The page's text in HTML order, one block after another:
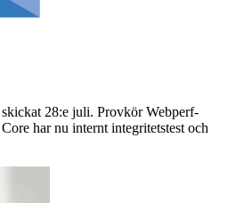
28:e juli. Provkör Webperf-
har nu internt integritetstest och